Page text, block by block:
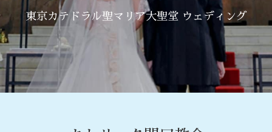
東京カテドラル聖マリア大聖堂 ウェディング